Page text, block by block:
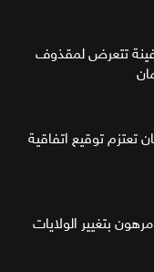
تتعرض لمقذوف
تعتزم توقيع اتفاقية
بتغيير الولايات